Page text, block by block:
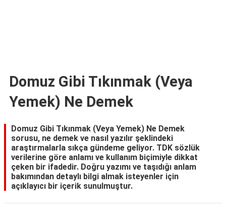
Domuz Gibi Tıkınmak (Veya
Yemek) Ne Demek
Domuz Gibi Tıkınmak (Veya Yemek) Ne Demek
sorusu, ne demek ve nasıl yazılır şeklindeki
araştırmalarla sıkça gündeme geliyor. TDK sözlük
verilerine göre anlamı ve kullanım biçimiyle dikkat
çeken bir ifadedir. Doğru yazımı ve taşıdığı anlam
bakımından detaylı bilgi almak isteyenler için
açıklayıcı bir içerik sunulmuştur.